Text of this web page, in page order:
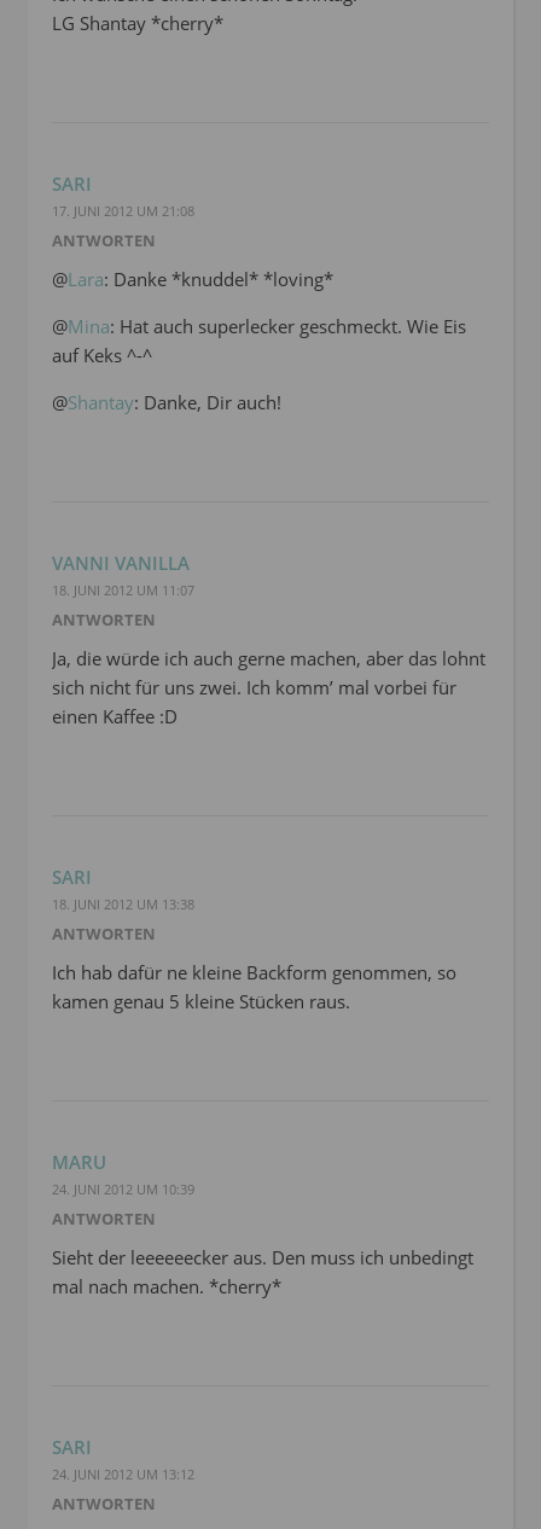
LG Shantay *cherry*
SARI
17. JUNI 2012 UM 21:08
ANTWORTEN
@Lara: Danke *knuddel* *loving*
@Mina: Hat auch superlecker geschmeckt. Wie Eis
auf Keks ^-^
@Shantay: Danke, Dir auch!
VANNI VANILLA
18. JUNI 2012 UM 11:07
ANTWORTEN
Ja, die würde ich auch gerne machen, aber das lohnt
sich nicht für uns zwei. Ich komm’ mal vorbei für
einen Kaffee :D
SARI
18. JUNI 2012 UM 13:38
ANTWORTEN
Ich hab dafür ne kleine Backform genommen, so
kamen genau 5 kleine Stücken raus.
MARU
24. JUNI 2012 UM 10:39
ANTWORTEN
Sieht der leeeeeecker aus. Den muss ich unbedingt
mal nach machen. *cherry*
SARI
24. JUNI 2012 UM 13:12
ANTWORTEN